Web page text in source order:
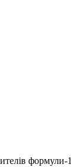
формули-